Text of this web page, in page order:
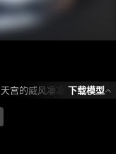
雕刻制作黑神话中的天命人孙悟空的形象，大闹天宫的威风凛凛。 模型所属分类为“人物角色-人型怪物”，模型风格为写实,东方，模型ID为102948，本模型由设计师 Huan环 在2024-10-15 17:07:48上传，含.obj，.gltf，.stl(STL)相关源文件下载格式，点数为4278399，面数为2948242，材质数为1，贴图数为0，CG美术之家持续为您更新与数字孪生、影视动画和游戏VR等相关优质资源。
下载模型